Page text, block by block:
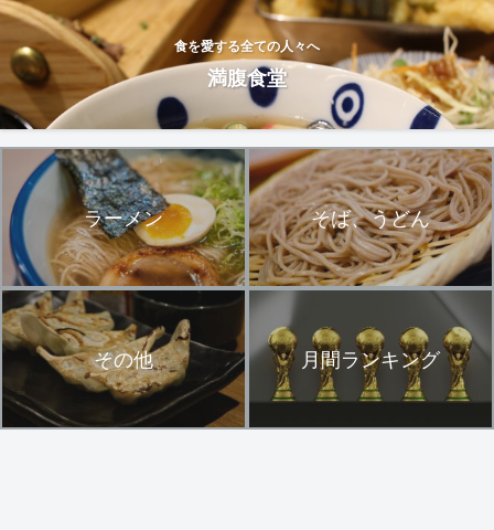
食を愛する全ての人々へ
満腹食堂
ラーメン そば、うどん
その他 月間ランキング